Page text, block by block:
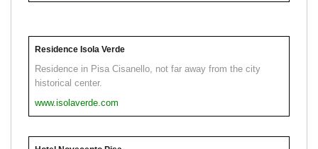
Residence Isola Verde
Residence in Pisa Cisanello, not far away from the city
historical center.
www.isolaverde.com